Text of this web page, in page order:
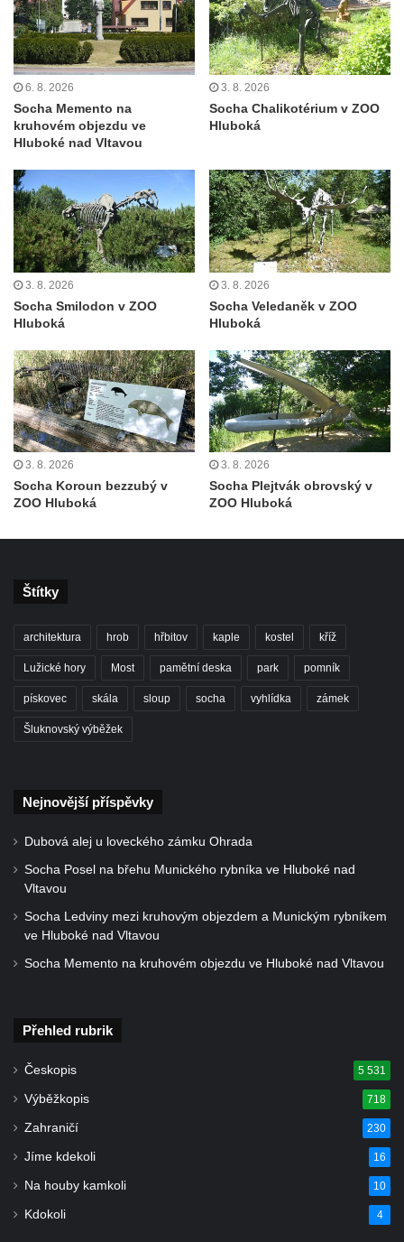
Fischera na domě čp. 5/16 na třídě 9.
května v Rumburku
Pamětní deska Johanna Neumanna
severně od Tokáně
Obrázek svatého Huberta na buku svatého
Huberta
Obrázek svatého Jakuba na skále u cesty
východně od Srbské Kamenice
Busta Jana Amose Komenského na domě
čp. 37 v Račicích
Socha ležícího koně v Sadech
Socha Medvídě v Tierpark Chemnitz
Sochy Ležící žena v Tierpark Chemnitz
Sochy Ptáci v Tierpark Chemnitz
Socha Skupina jeřábů v Tierpark Chemnitz
Socha Panter v ZOO Leipzig
Socha Dívka s mušlí v ZOO Leipzig
Socha Tygr v ZOO Leipzig
v ZOO Dresden
Socha divokého prasete před vstupem do
ZOO Dresden
Socha světce severně od Lužce nad
Vltavou
– Hořín u Lužce nad Vltavou
a 30. výročí listopadu 1989 v Hrobčicích
Hrobčicích
Sochy „Klaun a dívenka“ v parku v centru
Hrobčic
Socha svatého Antonína poustevníka v
6. 8. 2026
Socha Memento na
kruhovém objezdu ve
Hluboké nad Vltavou
3. 8. 2026
Socha Chalikotérium v ZOO
Hluboká
3. 8. 2026
Socha Smilodon v ZOO
Hluboká
3. 8. 2026
Socha Veledaněk v ZOO
Hluboká
3. 8. 2026
Socha Koroun bezzubý v
ZOO Hluboká
3. 8. 2026
Socha Plejtvák obrovský v
ZOO Hluboká
Štítky
architektura hrob hřbitov kaple kostel kříž
Lužické hory Most pamětní deska park pomník
pískovec skála sloup socha vyhlídka zámek
Šluknovský výběžek
Nejnovější příspěvky
Dubová alej u loveckého zámku Ohrada
Socha Posel na břehu Munického rybníka ve Hluboké nad
Vltavou
Socha Ledviny mezi kruhovým objezdem a Munickým rybníkem
ve Hluboké nad Vltavou
Socha Memento na kruhovém objezdu ve Hluboké nad Vltavou
Přehled rubrik
Českopis 5 531
Výběžkopis 718
Zahraničí 230
Jíme kdekoli 16
Na houby kamkoli 10
Kdokoli 4